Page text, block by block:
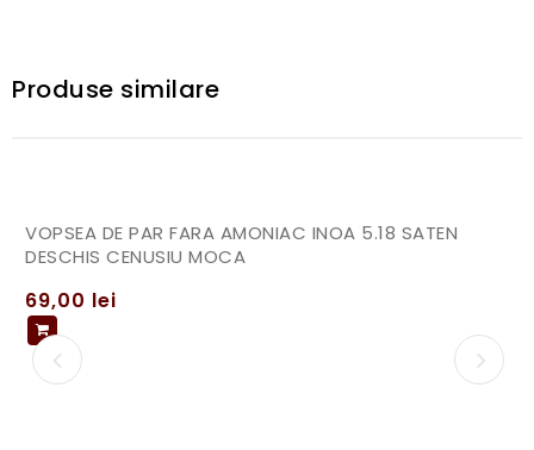
Produse similare
VOPSEA DE PAR FARA AMONIAC INOA 5.18 SATEN
DESCHIS CENUSIU MOCA
69,00 lei